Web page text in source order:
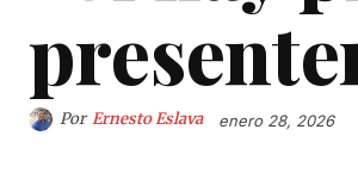
Por Ernesto Eslava enero 28, 2026